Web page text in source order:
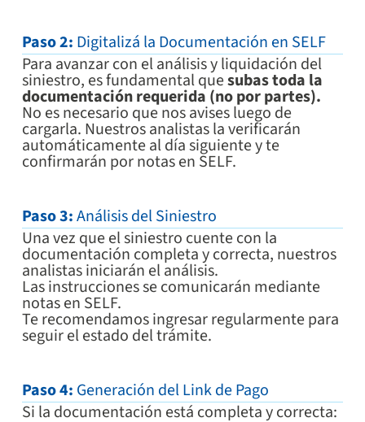
Paso 2: Digitalizá la Documentación en SELF
Para avanzar con el análisis y liquidación del
siniestro, es fundamental quesubas toda la
documentación requerida (no por partes).
No es necesario que nos avises luego de
cargarla. Nuestros analistas la verificarán
automáticamente al día siguiente y te
confirmarán por notas en SELF.
Paso 3:Análisis del Siniestro
Una vez que el siniestro cuente con la
documentación completa y correcta, nuestros
analistas iniciarán el análisis.
Las instrucciones se comunicarán mediante
notas en SELF.
Te recomendamos ingresar regularmente para
seguir el estado del trámite.
Paso 4: Generación del Link de Pago
Si la documentación está completa y correcta: